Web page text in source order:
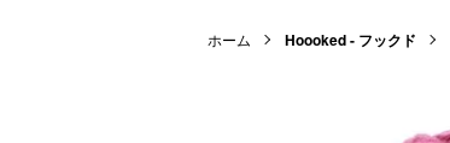
ホーム Hoooked - フックド